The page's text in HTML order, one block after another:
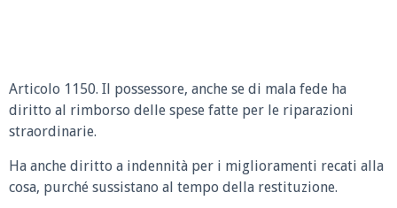
Articolo 1150. Il possessore, anche se di mala fede ha
diritto al rimborso delle spese fatte per le riparazioni
straordinarie.
Ha anche diritto a indennità per i miglioramenti recati alla
cosa, purché sussistano al tempo della restituzione.